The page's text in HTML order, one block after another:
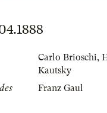
Carlo Brioschi,
Kautsky
Franz Gaul